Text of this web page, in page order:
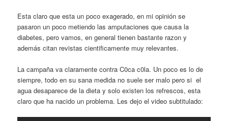
Esta claro que esta un poco exagerado, en mi opinión se
pasaron un poco metiendo las amputaciones que causa la
diabetes, pero vamos, en general tienen bastante razon y
además citan revistas cientificamente muy relevantes.
La campaña va claramente contra C0ca c0la. Un poco es lo de
siempre, todo en su sana medida no suele ser malo pero si el
agua desaparece de la dieta y solo existen los refrescos, esta
claro que ha nacido un problema. Les dejo el video subtitulado: